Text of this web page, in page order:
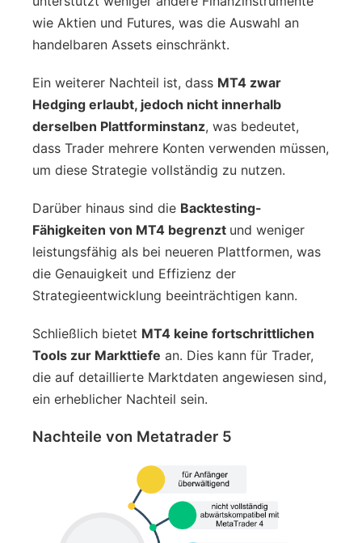
wie Aktien und Futures, was die Auswahl an
handelbaren Assets einschränkt.
Ein weiterer Nachteil ist, dass MT4 zwar
Hedging erlaubt, jedoch nicht innerhalb
derselben Plattforminstanz, was bedeutet,
dass Trader mehrere Konten verwenden müssen,
um diese Strategie vollständig zu nutzen.
Darüber hinaus sind die Backtesting-
Fähigkeiten von MT4 begrenzt und weniger
leistungsfähig als bei neueren Plattformen, was
die Genauigkeit und Effizienz der
Strategieentwicklung beeinträchtigen kann.
Schließlich bietet MT4 keine fortschrittlichen
Tools zur Markttiefe an. Dies kann für Trader,
die auf detaillierte Marktdaten angewiesen sind,
ein erheblicher Nachteil sein.
Nachteile von Metatrader 5